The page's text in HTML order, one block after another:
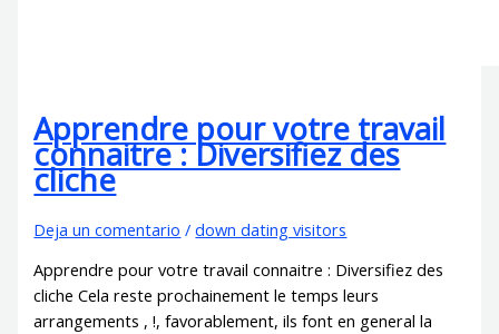
Apprendre pour votre travail
connaitre : Diversifiez des
cliche
Deja un comentario /down dating visitors
Apprendre pour votre travail connaitre : Diversifiez des
cliche Cela reste prochainement le temps leurs
arrangements , !, favorablement, ils font en general la